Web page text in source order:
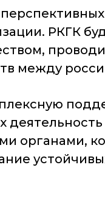
РКГК
между
органами,